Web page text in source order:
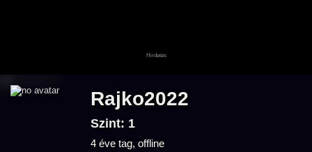
Rajko2022
Szint: 1
4 éve tag, offline